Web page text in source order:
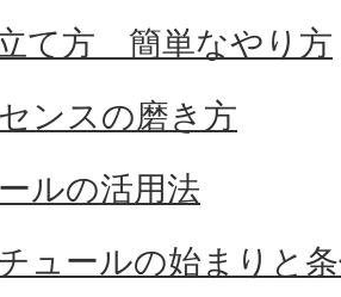
て方 簡単なやり方
ンスの磨き方
ルの活用法
ュールの始まりと